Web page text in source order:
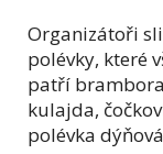
Organizátoři
polévky, které
patří
kulajda,
polévka